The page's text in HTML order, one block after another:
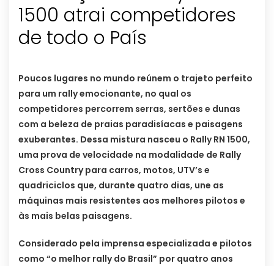
1500 atrai competidores
de todo o País
Poucos lugares no mundo reúnem o trajeto perfeito
para um rally emocionante, no qual os
competidores percorrem serras, sertões e dunas
com a beleza de praias paradisíacas e paisagens
exuberantes. Dessa mistura nasceu o Rally RN 1500,
uma prova de velocidade na modalidade de Rally
Cross Country para carros, motos, UTV’s e
quadriciclos que, durante quatro dias, une as
máquinas mais resistentes aos melhores pilotos e
às mais belas paisagens.
Considerado pela imprensa especializada e pilotos
como “o melhor rally do Brasil” por quatro anos